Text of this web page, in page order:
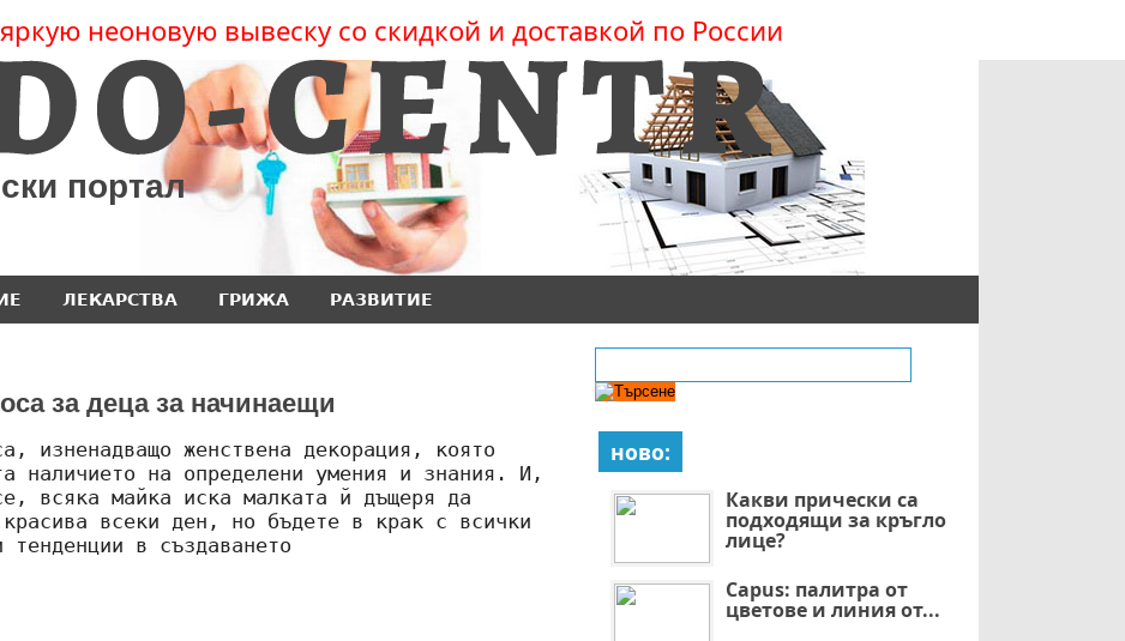
неоновую вывеску со скидкой и доставкой по России
портал
ЛЕКАРСТВА ГРИЖА РАЗВИТИЕ
за деца за начинаещи
изненадващо женствена декорация, която
наличието на определени умения и знания. И,
всяка майка иска малката й дъщеря да
красива всеки ден, но бъдете в крак с всички
тенденции в създаването
ново:
Какви прически са
подходящи за кръгло
лице?
Capus: палитра от
цветове и линия от...